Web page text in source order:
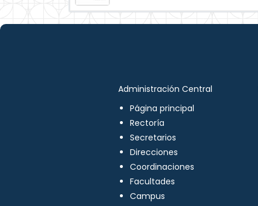
Administración Central
Página principal
Rectoría
Secretarios
Direcciones
Coordinaciones
Facultades
Campus